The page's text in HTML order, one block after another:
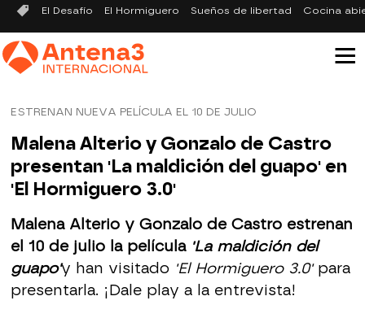
El Desafío El Hormiguero Sueños de libertad Cocina
ESTRENAN NUEVA PELÍCULA EL 10 DE JULIO
Malena Alterio y Gonzalo de Castro
presentan 'La maldición del guapo' en
'El Hormiguero 3.0'
Malena Alterio y Gonzalo de Castro estrenan
el 10 de julio la película'La maldición del
guapo'y han visitado 'El Hormiguero 3.0' para
presentarla. ¡Dale play a la entrevista!